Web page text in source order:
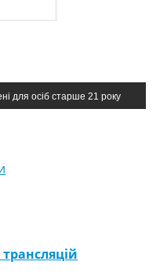
для осіб старше 21 року